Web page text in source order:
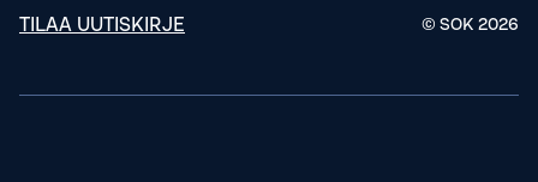
TILAA UUTISKIRJE © SOK 2026